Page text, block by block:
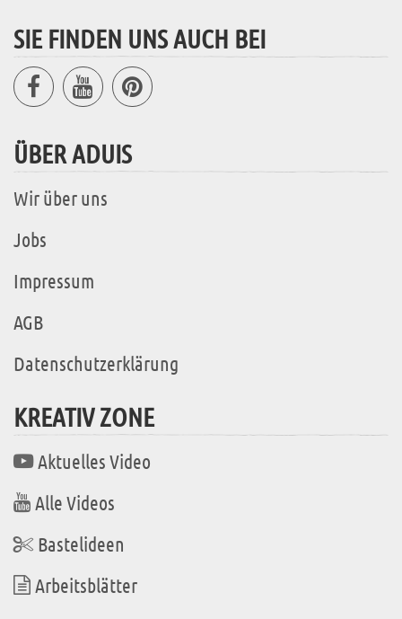
SIE FINDEN UNS AUCH BEI
ÜBER ADUIS
Wir über uns
Jobs
Impressum
AGB
Datenschutzerklärung
KREATIV ZONE
Aktuelles Video
Alle Videos
Bastelideen
Arbeitsblätter